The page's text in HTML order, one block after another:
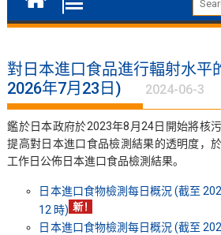
對日本進口食品進行輻射水平
2026年7月23日)
2024-06-3
鑑於日本政府於2023年8月24日開始將核
提高對日本進口食品檢測結果的透明度，
工作日公佈日本進口食品檢測結果。
日本進口食物檢測每日概況 (截至
12 時)
日本進口食物檢測每日概況 (截至